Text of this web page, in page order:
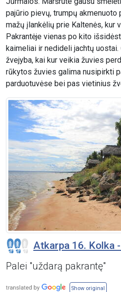
pajūrio pievų, trumpų akmenuoto
mažų įlankėlių prie Kaltenės, kur
Pakrantėje vienas po kito
kaimeliai ir nedideli jachtų
žvejyba, kai kur veikia žuvies
rūkytos žuvies galima nusipirkti
parduotuvėse bei pas vietinius
Atkarpa 16. Kolka
Palei "uždarą pakrantę"
Show original